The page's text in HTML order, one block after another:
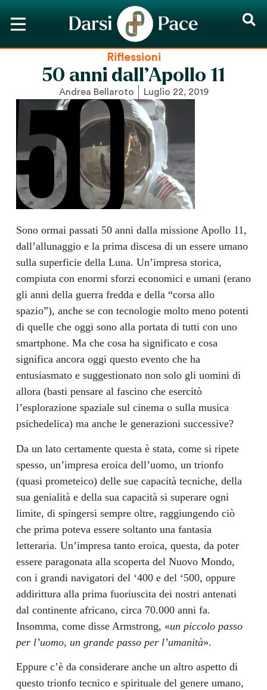
Riflessioni
50 anni dall’Apollo 11
Andrea Bellaroto Luglio 22, 2019
Sono ormai passati 50 anni dalla missione Apollo 11,
dall’allunaggio e la prima discesa di un essere umano
sulla superficie della Luna. Un’impresa storica,
compiuta con enormi sforzi economici e umani (erano
gli anni della guerra fredda e della “corsa allo
spazio”), anche se con tecnologie molto meno potenti
di quelle che oggi sono alla portata di tutti con uno
smartphone. Ma che cosa ha significato e cosa
significa ancora oggi questo evento che ha
entusiasmato e suggestionato non solo gli uomini di
allora (basti pensare al fascino che esercitò
l’esplorazione spaziale sul cinema o sulla musica
psichedelica) ma anche le generazioni successive?
Da un lato certamente questa è stata, come si ripete
spesso, un’impresa eroica dell’uomo, un trionfo
(quasi prometeico) delle sue capacità tecniche, della
sua genialità e della sua capacità si superare ogni
limite, di spingersi sempre oltre, raggiungendo ciò
che prima poteva essere soltanto una fantasia
letteraria. Un’impresa tanto eroica, questa, da poter
essere paragonata alla scoperta del Nuovo Mondo,
con i grandi navigatori del ‘400 e del ‘500, oppure
addirittura alla prima fuoriuscita dei nostri antenati
dal continente africano, circa 70.000 anni fa.
Insomma, come disse Armstrong, «un piccolo passo
per l’uomo, un grande passo per l’umanità».
Eppure c’è da considerare anche un altro aspetto di
questo trionfo tecnico e spirituale del genere umano,